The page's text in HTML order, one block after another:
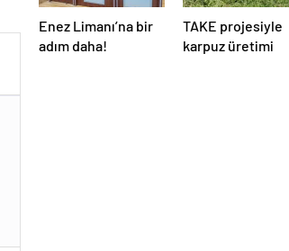
Enez Limanı’na bir
adım daha!
TAKE projesiyle
karpuz üretimi